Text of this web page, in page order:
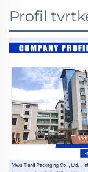
Profil